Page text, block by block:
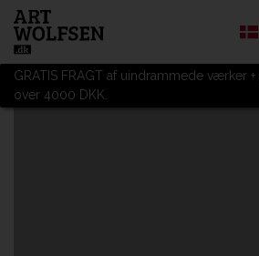
GRATIS FRAGT af uindrammede værker
over 4000 DKK.